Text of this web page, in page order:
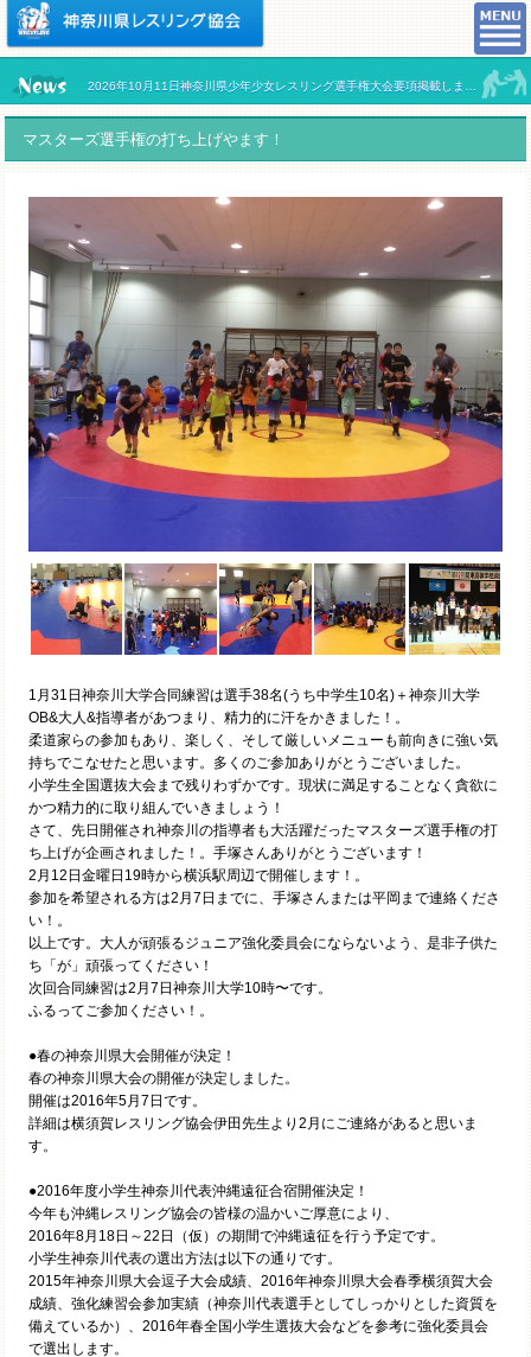
マスターズ選手権の打ち上げやます！
1月31日神奈川大学合同練習は選手38名(うち中学生10名)＋神奈川大学
OB&大人&指導者があつまり、精力的に汗をかきました！。
柔道家らの参加もあり、楽しく、そして厳しいメニューも前向きに強い気
持ちでこなせたと思います。多くのご参加ありがとうございました。
小学生全国選抜大会まで残りわずかです。現状に満足することなく貪欲に
かつ精力的に取り組んでいきましょう！
さて、先日開催され神奈川の指導者も大活躍だったマスターズ選手権の打
ち上げが企画されました！。手塚さんありがとうございます！
2月12日金曜日19時から横浜駅周辺で開催します！。
参加を希望される方は2月7日までに、手塚さんまたは平岡まで連絡くださ
い！。
以上です。大人が頑張るジュニア強化委員会にならないよう、是非子供た
ち「が」頑張ってください！
次回合同練習は2月7日神奈川大学10時〜です。
ふるってご参加ください！。
●春の神奈川県大会開催が決定！
春の神奈川県大会の開催が決定しました。
開催は2016年5月7日です。
詳細は横須賀レスリング協会伊田先生より2月にご連絡があると思いま
す。
●2016年度小学生神奈川代表沖縄遠征合宿開催決定！
今年も沖縄レスリング協会の皆様の温かいご厚意により、
2016年8月18日～22日（仮）の期間で沖縄遠征を行う予定です。
小学生神奈川代表の選出方法は以下の通りです。
2015年神奈川県大会逗子大会成績、2016年神奈川県大会春季横須賀大会
成績、強化練習会参加実績（神奈川代表選手としてしっかりとした資質を
備えているか）、2016年春全国小学生選抜大会などを参考に強化委員会
で選出します。